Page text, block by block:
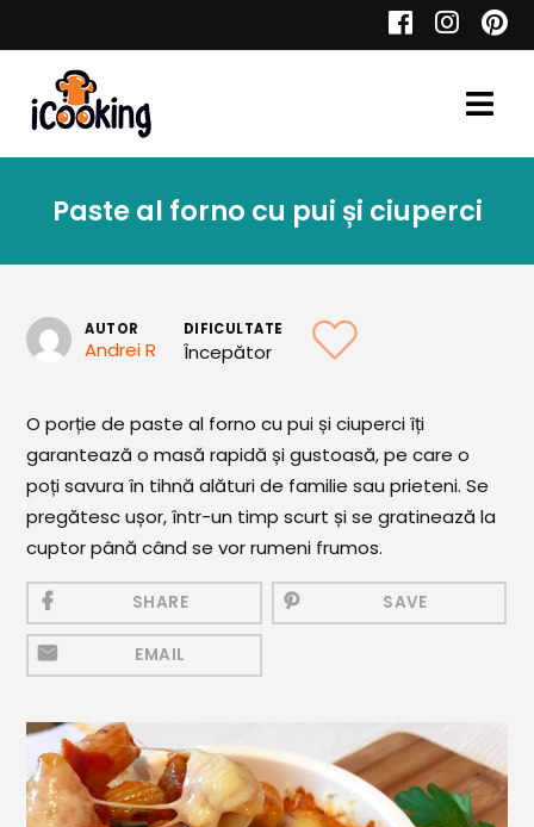
Retete
Toate Reţetele
Aperitive
Aperitive Calde
Aperitive Reci
Mezeluri
Ronțăieli
Băuturi
Băuturi reci
Cocktail-uri
Smoothies
Paste al forno cu pui și ciuperci
AUTOR
Andrei R
DIFICULTATE
Începător
O porție de paste al forno cu pui și ciuperci îți
garantează o masă rapidă și gustoasă, pe care o
poți savura în tihnă alături de familie sau prieteni. Se
pregătesc ușor, într-un timp scurt și se gratinează la
cuptor până când se vor rumeni frumos.
SHARE SAVE
EMAIL